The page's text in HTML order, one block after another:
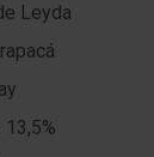
Leyda